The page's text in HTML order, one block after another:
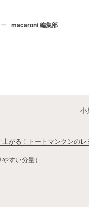
:macaroni 編集部
小
上がる！トートマンクンのレ
すい分量）